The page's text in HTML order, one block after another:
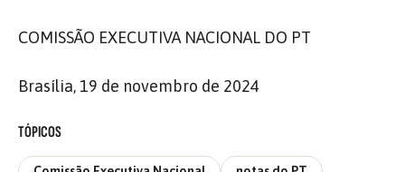
COMISSÃO EXECUTIVA NACIONAL DO PT
Brasília, 19 de novembro de 2024
TÓPICOS